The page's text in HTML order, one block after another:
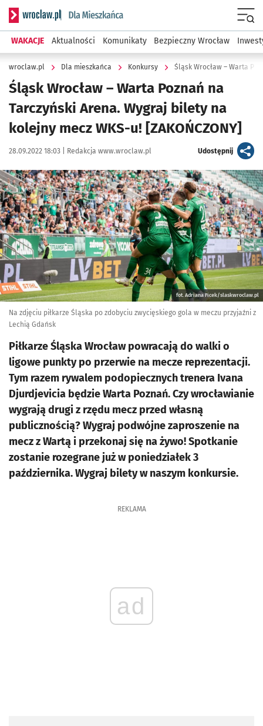
Serwis informacyjny wroclaw.pl podserwis: Dla mieszkańca
WAKACJE Aktualności Komunikaty Bezpieczny Wrocław
wroclaw.pl Dla mieszkańca Konkursy
Śląsk Wrocław – Warta Poznań na
Tarczyński Arena. Wygraj bilety na
kolejny mecz WKS-u! [ZAKOŃCZONY]
Data publikacji:
28.09.2022 18:03 | Autor:
Redakcja www.wroclaw.pl Udostępnijartykuł
Kliknij, aby powiększyć
fot. Adriana Ficek/slaskwroclaw.pl
Na zdjęciu piłkarze Śląska po zdobyciu zwycięskiego gola w meczu przyjaźni z
Lechią Gdańsk
Piłkarze Śląska Wrocław powracają do walki o
ligowe punkty po przerwie na mecze reprezentacji.
Tym razem rywalem podopiecznych trenera Ivana
Djurdjevicia będzie Warta Poznań. Czy wrocławianie
wygrają drugi z rzędu mecz przed własną
publicznością? Wygraj podwójne zaproszenie na
mecz z Wartą i przekonaj się na żywo! Spotkanie
zostanie rozegrane już w poniedziałek 3
października. Wygraj bilety w naszym konkursie.
REKLAMA
ad